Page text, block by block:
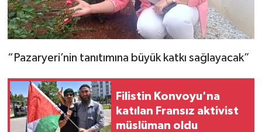
“Pazaryeri’nin tanıtımına büyük katkı sağlayacak”
Filistin Konvoyu'na
katılan Fransız aktivist
müslüman oldu